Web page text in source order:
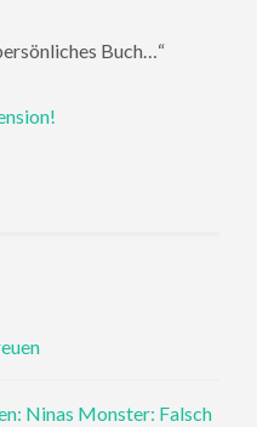
Buch…“
Ninas Monster: Falsch